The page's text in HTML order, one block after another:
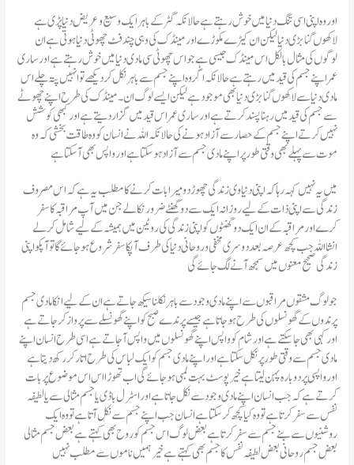
اور وہ اپنی اسی تنگ دنیا میں خوش رہتے ہے حالانکہ گٹر کے باہر ایک وسیع و عریض دنیا پڑی ہے
لاکھوں گنا بڑی دنیا لیکن ان کیڑے مکوڑے اور مینڈک کی وہی چند فٹ چھوٹی دنیا ہوتی ہے ان
لوگوں کی مثال بالکل اس مینڈک جیسی ہے جو اس چھوٹی سی مادی دنیا میں خوش رہتے ہے اور ساری
عمر اپنے جسم کی قید میں رہتے ہے حالانکہ اگر وہ اپنے جسم سے باہر نکل کر دیکھے تو انہیں پتہ چلے اس
مادی دنیا سے لاکھوں گنا بڑی دنیا بھی موجود ہے لیکن ایسے لوگ ان۔مینڈک کی طرح اپنے چھوٹے
سے جسم کی قید میں رہنا پسند کرتے ہے اور ساری عمر اس قید میں گزار دیتے ہے اور کبھی کوشش
نہیں کرتے اپنے جسم کے حصار سے آزاد ہونے کی حالانکہ اللہ نے انسان کو وہ طاقت بخشی کہ وہ
موت سے پہلے بھی وقتی طور پر اپنے مادی جسم سے آزاد ہو سکتا ہے اور واپس بھی آ سکتا ہے
میں یہ نہیں کہہ رہا کہ اپنی دنیاوی زندگی چھوڑ دو میرا بات کرنے کا مطلب یہ ہے کہ اس مصروف
زندگی سے اپنی ذات کے لیے روزانہ ایک سے دو گھنٹے ضرور نکالے جن میں آپ مراقبہ کا سفر
کرے اور مراقبہ کے ان ایک دو گھنٹوں کو اپنی زندگی کی روٹین میں ہمیشہ کے لیے شامل کرلے
انشااللہ جب کچھ عرصہ بعد دوسری مخفی و روحانی دنیا کی طرف آپکا سفر شروع ہو جائے گا تو آپکو اپنی
زندگی صحیح معنوں میں سمجھ آنے لگ جائے گی
جو لوگ مشقوں مراقبوں سے اپنے مادی وجود سے باہر نکلنا سیکھ جاتے ہے ان کے لیے انکا مادی جسم
پرندوں کے گھونسلوں کی طرح ہو جاتا ہے جیسے پرندے صبح کو اپنے گھونسلے سے پرواز کر جاتے ہے
اور کہی بھی جا سکتے ہے اور شام کو واپس اپنے گھونسلوں میں واپس آ جاتے ہے اسی طرح انسان اپنے
مادی جسم سے وقتی طور پر نکل سکتا ہے اور اپنے مادی جسم کو ایک لباس کی طرح اتار کر رکھ دیتا ہے
اور واپسی پر دوبارہ پہن لیتا ہے خیر پوسٹ بہت لمبی ہو جائے گی اب تھوڑا اس اس موضوع پر بات
کرتے ہے کہ جب انسان اپنے مادی وجود سے نکل جاتا ہے اور اسٹرل باڈی یا جسم مثالی سے یا لطیفہ
نفس سے سفر کرتا ہے تو وہ کیا کچھ کر سکتا ہے انسان جب اپنے جسم سے نکل آتا ہے تو وہ ایک
روشنیوں سے بنے جسم سے سفر کرتا ہے بعض لوگ اس جسم کو روح بھی کہتے ہے بعض جسم مثالی
بعض جسم روحانی بعض لطیفہ نفس کا جسم بھی کہتے ہے خیر ہمیں ناموں سے مطلب نہیں